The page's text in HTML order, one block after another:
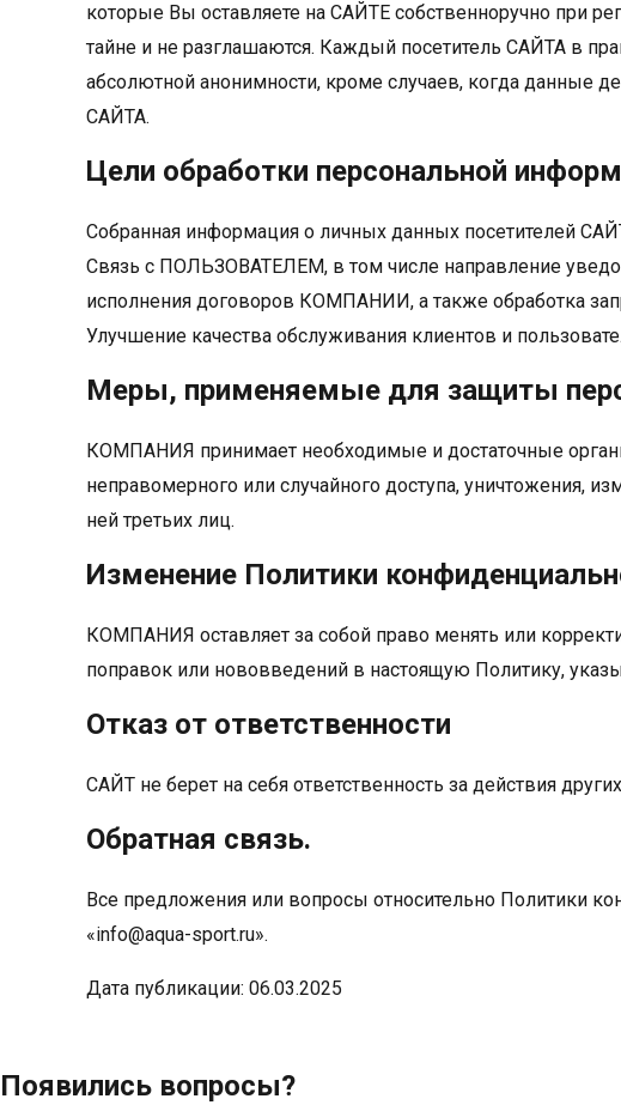
которые Вы оставляете на САЙТЕ собственноручно при
тайне и не разглашаются. Каждый посетитель САЙТА в
абсолютной анонимности, кроме случаев, когда данные
САЙТА.
Цели обработки персональной
Собранная информация о личных данных посетителей
Связь с ПОЛЬЗОВАТЕЛЕМ, в том числе направление
исполнения договоров КОМПАНИИ, а также обработка
Улучшение качества обслуживания клиентов и
Меры, применяемые для защиты
КОМПАНИЯ принимает необходимые и достаточные
неправомерного или случайного доступа, уничтожения,
ней третьих лиц.
Изменение Политики
КОМПАНИЯ оставляет за собой право менять или
поправок или нововведений в настоящую Политику,
Отказ от ответственности
САЙТ не берет на себя ответственность за действия
Обратная связь.
Все предложения или вопросы относительно Политики
«info@aqua-sport.ru».
Дата публикации: 06.03.2025
Появились вопросы?